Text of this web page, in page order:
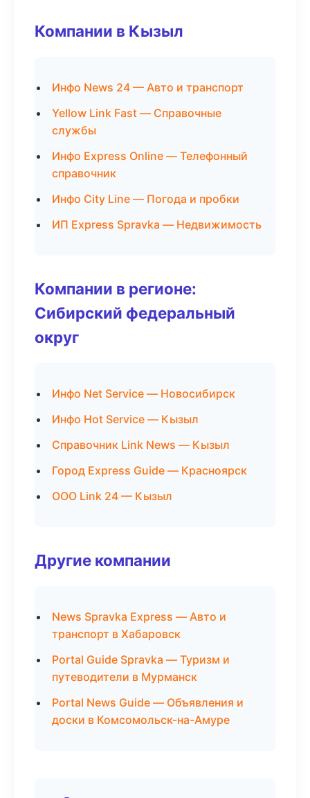
Компании в Кызыл
Инфо News 24 — Авто и транспорт
Yellow Link Fast — Справочные
службы
Инфо Express Online — Телефонный
справочник
Инфо City Line — Погода и пробки
ИП Express Spravka — Недвижимость
Компании в регионе:
Сибирский федеральный
округ
Инфо Net Service — Новосибирск
Инфо Hot Service — Кызыл
Справочник Link News — Кызыл
Город Express Guide — Красноярск
ООО Link 24 — Кызыл
Другие компании
News Spravka Express — Авто и
транспорт в Хабаровск
Portal Guide Spravka — Туризм и
путеводители в Мурманск
Portal News Guide — Объявления и
доски в Комсомольск-на-Амуре